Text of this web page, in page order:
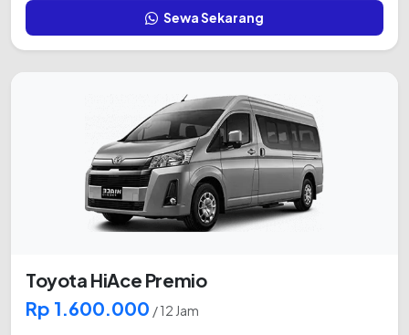
Sewa Sekarang
Toyota HiAce Premio
Rp 1.600.000 / 12 Jam